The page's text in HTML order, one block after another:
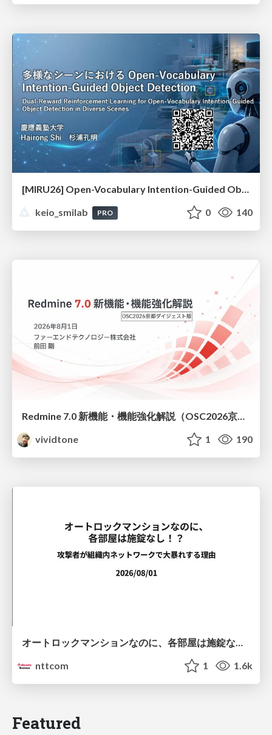
[MIRU26] Open-Vocabulary Intention-Guided Object Detection in Diverse Scenes
keio_smilab
PRO 0 140
vividtone
1 190
オートロックマンションなのに、各部屋は施錠なし！？ 攻撃者が組織内ネットワークで大暴れする理由 / The Front Door Is Locked, but the Rooms Are Wide Open: Why Attackers Move Freely Inside Enterprise Networks
nttcom
1 1.6k
Featured